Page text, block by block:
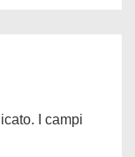
I campi